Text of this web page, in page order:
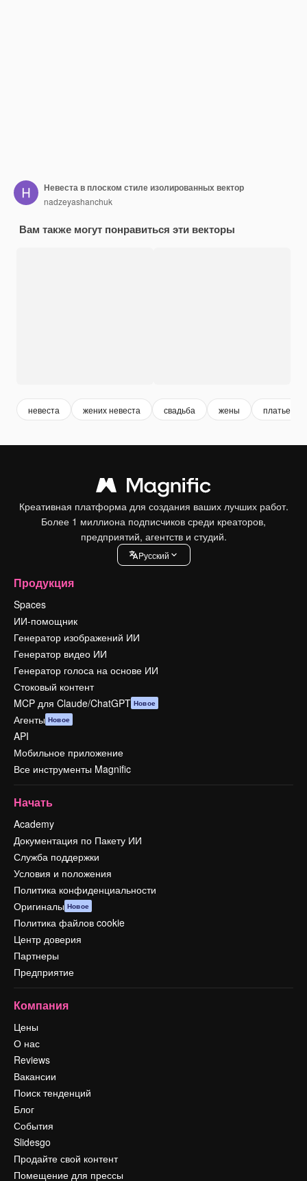
Невеста в плоском стиле изолированных вектор
nadzeyashanchuk
Вам также могут понравиться эти векторы
невеста жених невеста свадьба жены платье
Креативная платформа для создания ваших лучших работ.
Более 1 миллиона подписчиков среди креаторов,
предприятий, агентств и студий.
Pусский
Продукция
Spaces
ИИ-помощник
Генератор изображений ИИ
Генератор видео ИИ
Генератор голоса на основе ИИ
Стоковый контент
MCP для Claude/ChatGPT Новое
Агенты Новое
API
Мобильное приложение
Все инструменты Magnific
Начать
Academy
Документация по Пакету ИИ
Служба поддержки
Условия и положения
Политика конфиденциальности
Оригиналы Новое
Политика файлов cookie
Центр доверия
Партнеры
Предприятие
Компания
Цены
О нас
Reviews
Вакансии
Поиск тенденций
Блог
События
Slidesgo
Продайте свой контент
Помещение для прессы